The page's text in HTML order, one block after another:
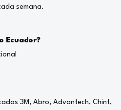
semana.
Ecuador?
3M, Abro, Advantech, Chint,